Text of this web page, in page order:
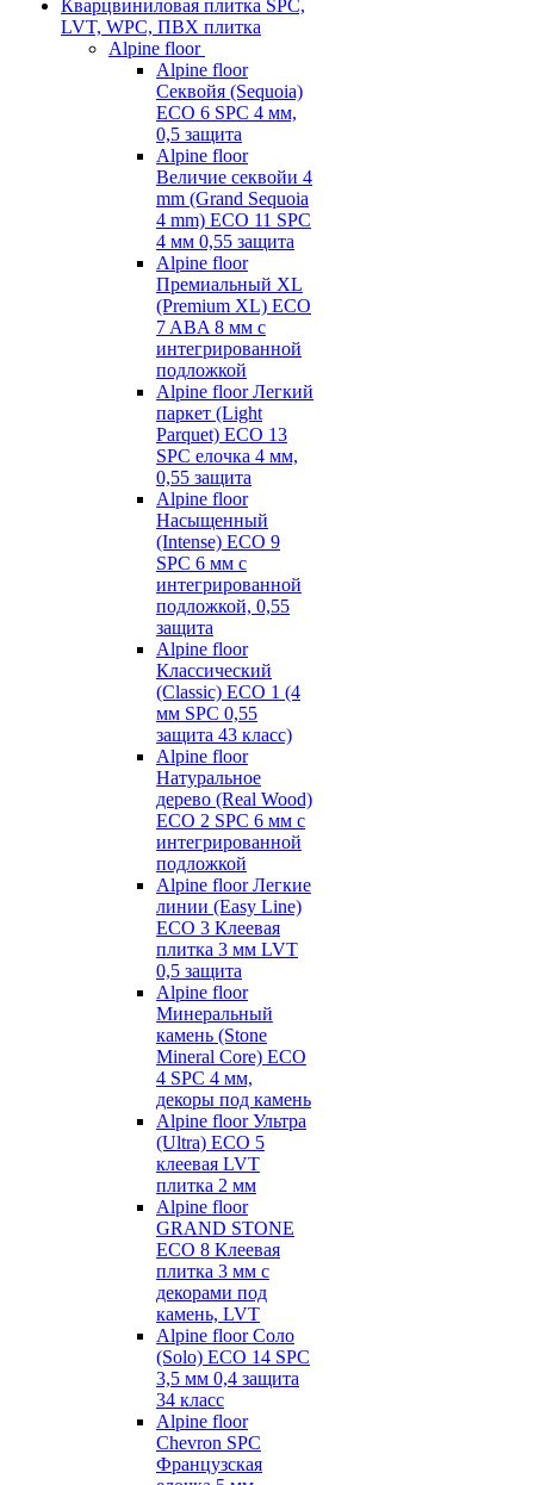
Кварцвиниловая плитка SPC,
LVT, WPC, ПВХ плитка
Alpine floor
Alpine floor
Секвойя (Sequoia)
ECO 6 SPC 4 мм,
0,5 защита
Alpine floor
Величие секвойи 4
mm (Grand Sequoia
4 mm) ECO 11 SPC
4 мм 0,55 защита
Alpine floor
Премиальный XL
(Premium XL) ECO
7 ABA 8 мм с
интегрированной
подложкой
Alpine floor Легкий
паркет (Light
Parquet) ECO 13
SPC елочка 4 мм,
0,55 защита
Alpine floor
Насыщенный
(Intense) ECO 9
SPC 6 мм с
интегрированной
подложкой, 0,55
защита
Alpine floor
Классический
(Classic) ECO 1 (4
мм SPC 0,55
защита 43 класс)
Alpine floor
Натуральное
дерево (Real Wood)
ECO 2 SPC 6 мм с
интегрированной
подложкой
Alpine floor Легкие
линии (Easy Line)
ECO 3 Клеевая
плитка 3 мм LVT
0,5 защита
Alpine floor
Минеральный
камень (Stone
Mineral Core) ECO
4 SPC 4 мм,
декоры под камень
Alpine floor Ультра
(Ultra) ECO 5
клеевая LVT
плитка 2 мм
Alpine floor
GRAND STONE
ECO 8 Клеевая
плитка 3 мм с
декорами под
камень, LVT
Alpine floor Соло
(Solo) ECO 14 SPC
3,5 мм 0,4 защита
34 класс
Alpine floor
Chevron SPC
Французская